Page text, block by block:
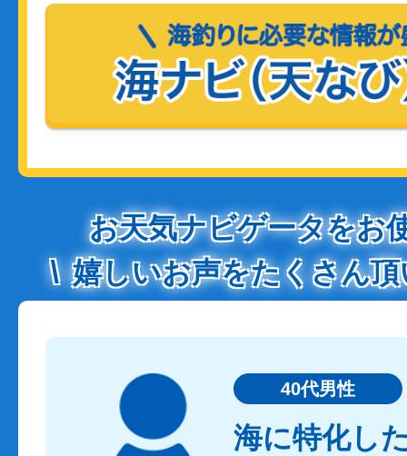
お天気ナビゲータをお
嬉しいお声をたくさん
40代男性
海に特化し